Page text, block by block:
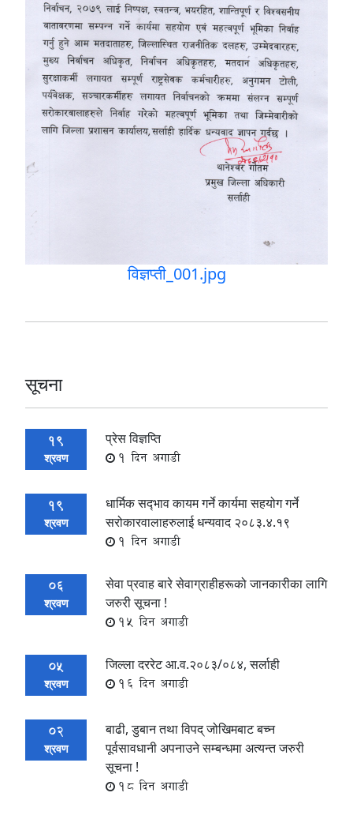
विज्ञप्ती_001.jpg
सूचना
19
श्रवण
प्रेस विज्ञप्ति
1 दिन अगाडी
19
श्रवण
धार्मिक सद्‍भाव कायम गर्ने कार्यमा सहयोग गर्ने
सरोकारवालाहरुलाई धन्यवाद २०८३.४.१९
1 दिन अगाडी
06
श्रवण
सेवा प्रवाह बारे सेवाग्राहीहरूको जानकारीका लागि
जरुरी सूचना !
15 दिन अगाडी
05
श्रवण
जिल्ला दररेट आ.व.२०८३/०८४, सर्लाही
16 दिन अगाडी
02
श्रवण
बाढी, डुबान तथा विपद् जोखिमबाट बच्न
पूर्वसावधानी अपनाउने सम्बन्धमा अत्यन्त जरुरी
सूचना !
18 दिन अगाडी